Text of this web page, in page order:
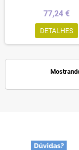
77,24 €
DETALHES